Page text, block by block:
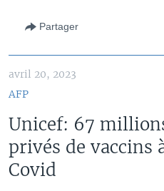
Partager
avril 20, 2023
AFP
Unicef: 67
privés de vaccins
Covid